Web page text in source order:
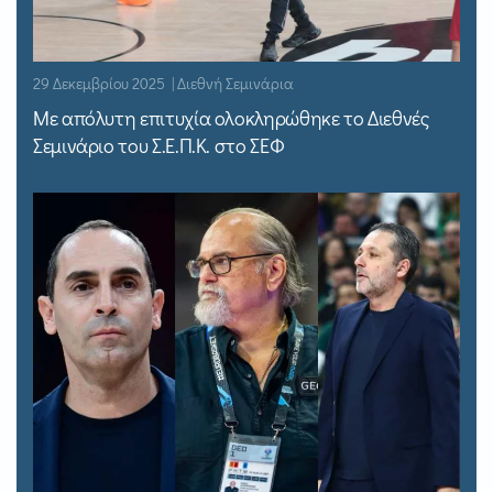
29 Δεκεμβρίου 2025 | Διεθνή Σεμινάρια
Με απόλυτη επιτυχία ολοκληρώθηκε το Διεθνές
Σεμινάριο του Σ.Ε.Π.Κ. στο ΣΕΦ